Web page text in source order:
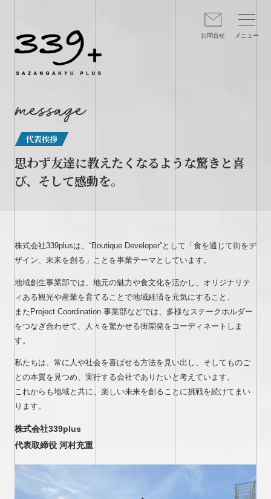
message
代表挨拶
思わず友達に教えたくなるような驚きと喜
び、そして感動を。
株式会社339plusは、“Boutique Developer”として「食を通じて街をデ
ザイン、未来を創る」ことを事業テーマとしています。
地域創生事業部では、地元の魅力や食文化を活かし、オリジナリテ
ィある観光や産業を育てることで地域経済を元気にすること、
またProject Coordination 事業部などでは、多様なステークホルダー
をつなぎ合わせて、人々を驚かせる街開発をコーディネートしま
す。
私たちは、常に人や社会を喜ばせる方法を見い出し、そしてものご
との本質を見つめ、実行する会社でありたいと考えています。
これからも地域と共に、楽しい未来を創ることに挑戦を続けてまい
ります。
株式会社339plus
代表取締役 河村充重